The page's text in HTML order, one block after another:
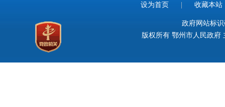
设为首页 收藏本站
政府网站标
版权所有 鄂州市人民政府